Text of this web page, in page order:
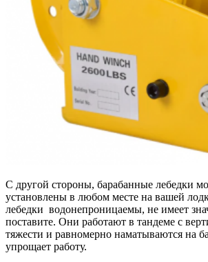
С другой стороны, барабанные лебедки
установлены в любом месте на вашей
лебедки водонепроницаемы, не имеет
поставите. Они работают в тандеме с
тяжести и равномерно наматываются на
упрощает работу.